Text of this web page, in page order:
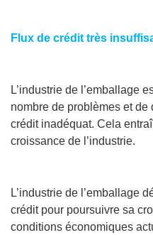
Flux de crédit très
L’industrie de l’emballage
nombre de problèmes et
crédit inadéquat. Cela
croissance de l’industrie.
L’industrie de l’emballage
crédit pour poursuivre sa
conditions économiques